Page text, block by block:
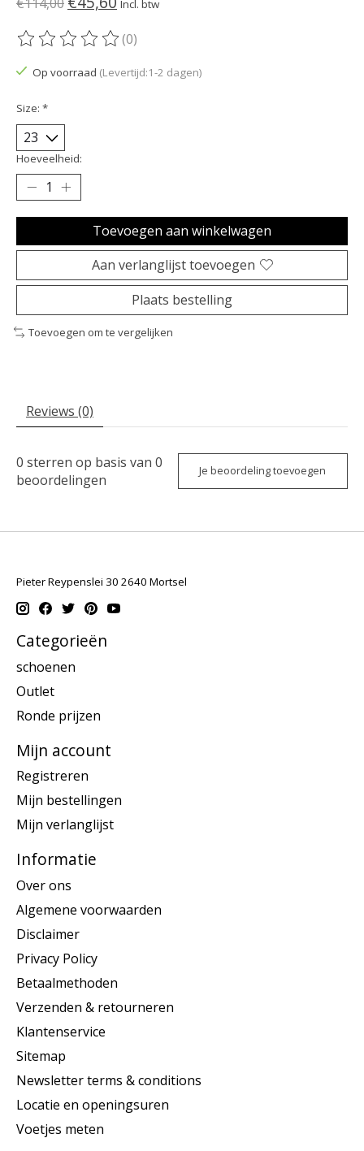
Incl. btw
De beoordeling van dit product is
(0)
Op voorraad (Levertijd:1-2 dagen)
Size: *
Hoeveelheid:
Toevoegen aan winkelwagen
Aan verlanglijst toevoegen
Plaats bestelling
Toevoegen om te vergelijken
Reviews (0)
0 sterren op basis van 0
beoordelingen
Je beoordeling toevoegen
Pieter Reypenslei 30 2640 Mortsel
Categorieën
schoenen
Outlet
Ronde prijzen
Mijn account
Registreren
Mijn bestellingen
Mijn verlanglijst
Informatie
Over ons
Algemene voorwaarden
Disclaimer
Privacy Policy
Betaalmethoden
Verzenden & retourneren
Klantenservice
Sitemap
Newsletter terms & conditions
Locatie en openingsuren
Voetjes meten